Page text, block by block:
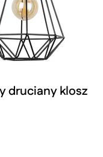
druciany klosz